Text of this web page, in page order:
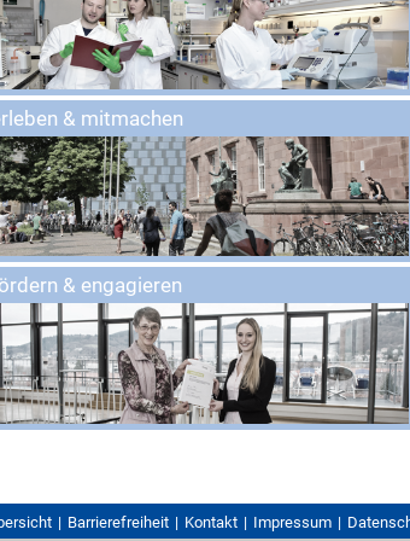
& mitmachen
& engagieren
Barrierefreiheit Kontakt Impressum